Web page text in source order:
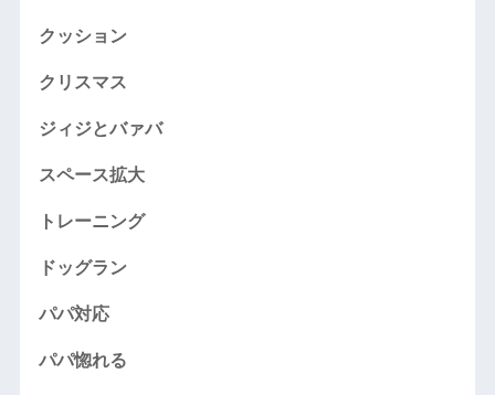
クッション
クリスマス
ジィジとバァバ
スペース拡大
トレーニング
ドッグラン
パパ対応
パパ惚れる